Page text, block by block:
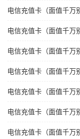
电信充值卡（面值千万
电信充值卡（面值千万
电信充值卡（面值千万
电信充值卡（面值千万
电信充值卡（面值千万
电信充值卡（面值千万
电信充值卡（面值千万